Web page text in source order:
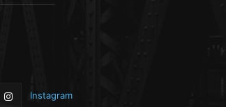
Instagram